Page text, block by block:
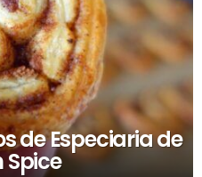
de Especiaria de